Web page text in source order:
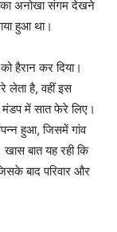
का अनोखा संगम देखने
हुआ था।
हैरान कर दिया।
लेता है, वहीं इस
मंडप में सात फेरे लिए।
हुआ, जिसमें गांव
बात यह रही कि
बाद परिवार और